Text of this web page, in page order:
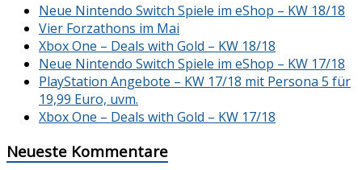
Neue Nintendo Switch Spiele im eShop – KW 18/18
Vier Forzathons im Mai
Xbox One – Deals with Gold – KW 18/18
Neue Nintendo Switch Spiele im eShop – KW 17/18
PlayStation Angebote – KW 17/18 mit Persona 5 für
19,99 Euro, uvm.
Xbox One – Deals with Gold – KW 17/18
Neueste Kommentare